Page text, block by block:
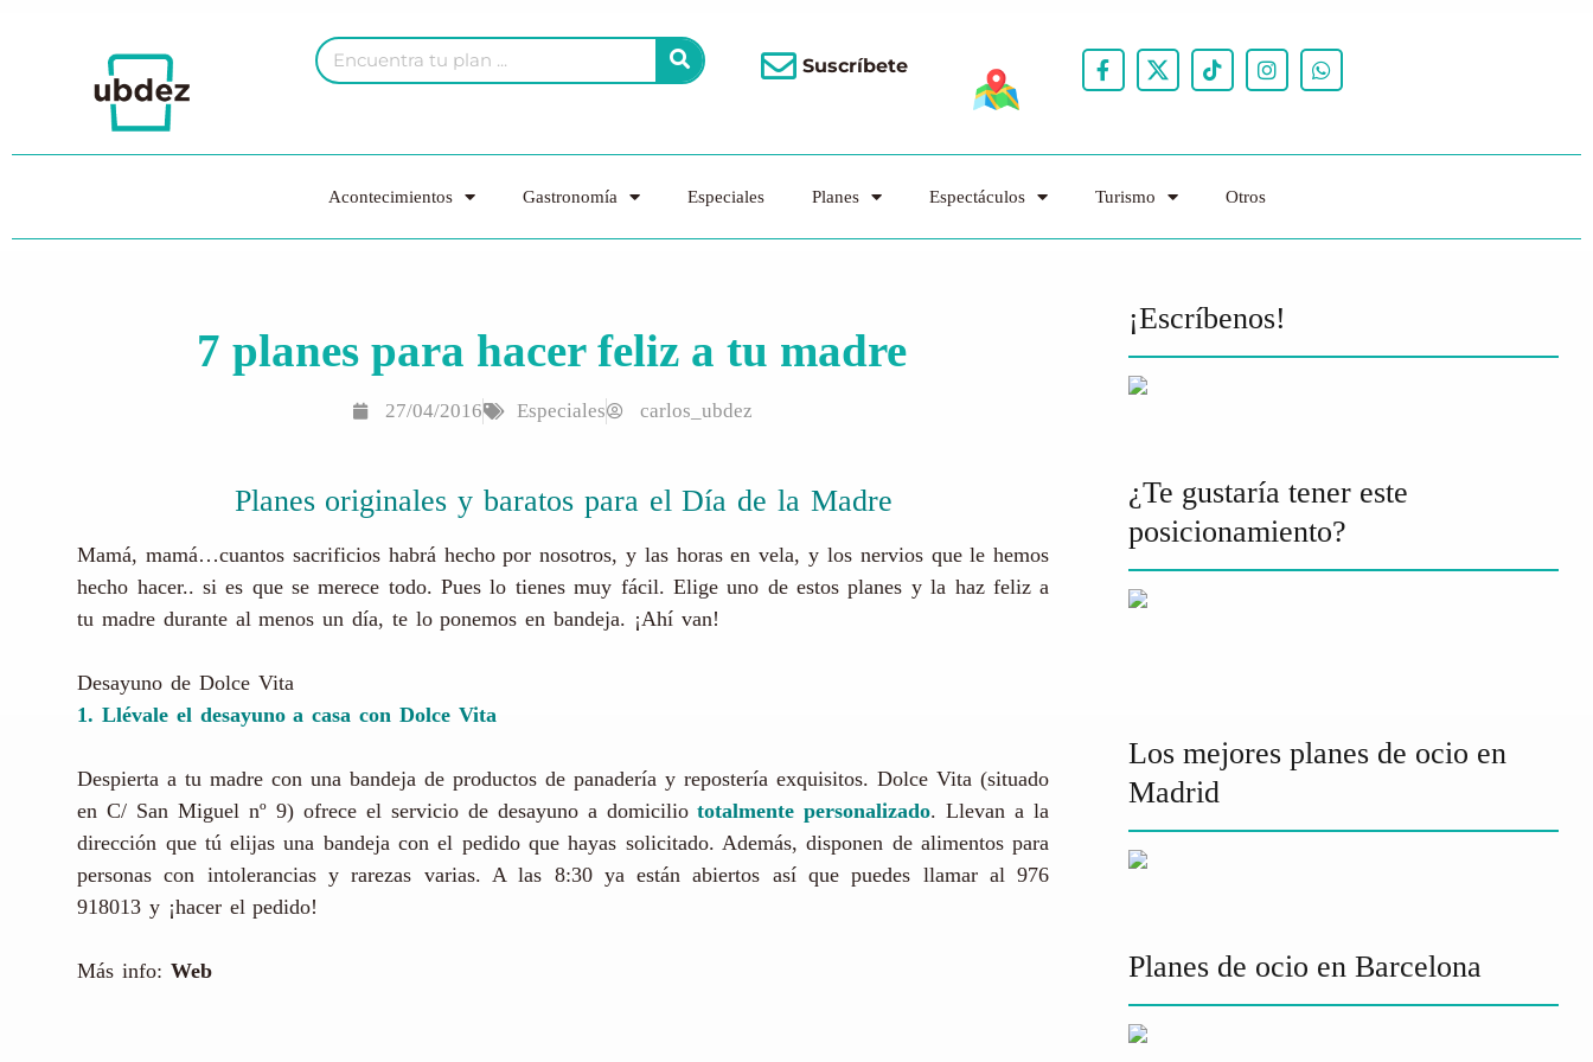
Suscríbete
Acontecimientos Gastronomía Especiales Planes Espectáculos Turismo Otros
7 planes para hacer feliz a tu madre
27/04/2016 Especiales carlos_ubdez
Planes originales y baratos para el Día de la Madre
Mamá, mamá…cuantos sacrificios habrá hecho por nosotros, y las horas en vela, y los nervios que le hemos
hecho hacer.. si es que se merece todo. Pues lo tienes muy fácil. Elige uno de estos planes y la haz feliz a
tu madre durante al menos un día, te lo ponemos en bandeja. ¡Ahí van!
Desayuno de Dolce Vita
1. Llévale el desayuno a casa con Dolce Vita
Despierta a tu madre con una bandeja de productos de panadería y repostería exquisitos. Dolce Vita (situado
en C/ San Miguel nº 9) ofrece el servicio de desayuno a domiciliototalmente personalizado. Llevan a la
dirección que tú elijas una bandeja con el pedido que hayas solicitado. Además, disponen de alimentos para
personas con intolerancias y rarezas varias. A las 8:30 ya están abiertos así que puedes llamar al 976
918013 y ¡hacer el pedido!
Más info: Web
¡Escríbenos!
¿Te gustaría tener este
posicionamiento?
Los mejores planes de ocio en
Madrid
Planes de ocio en Barcelona